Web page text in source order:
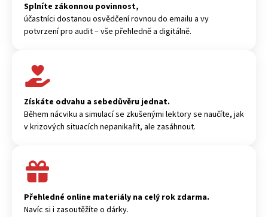
Splníte zákonnou povinnost,
účastníci dostanou osvědčení rovnou do emailu a vy
potvrzení pro audit – vše přehledně a digitálně.
Získáte odvahu a sebedůvěru jednat.
Během nácviku a simulací se zkušenými lektory se naučíte, jak
v krizových situacích nepanikařit, ale zasáhnout.
Přehledné online materiály na celý rok zdarma.
Navíc si i zasoutěžíte o dárky.